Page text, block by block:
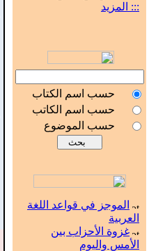
::: المزيد
حسب اسم الكتاب
حسب اسم الكاتب
حسب الموضوع
الموجز في قواعد اللغة
العربية
غزوة الأحزاب بين
الأمس واليوم